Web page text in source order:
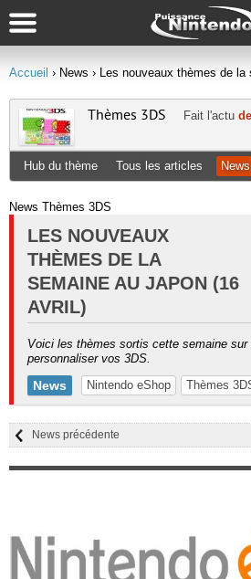
Accueil › News › Les nouveaux thèmes de
Thèmes 3DS Fait l'actu
Hub du thème Tous les articles News
News Thèmes 3DS
LES NOUVEAUX
THÈMES DE LA
SEMAINE AU JAPON (16
AVRIL)
Voici les thèmes sortis cette semaine sur
personnaliser vos 3DS.
News Nintendo eShop Thèmes
News précédente